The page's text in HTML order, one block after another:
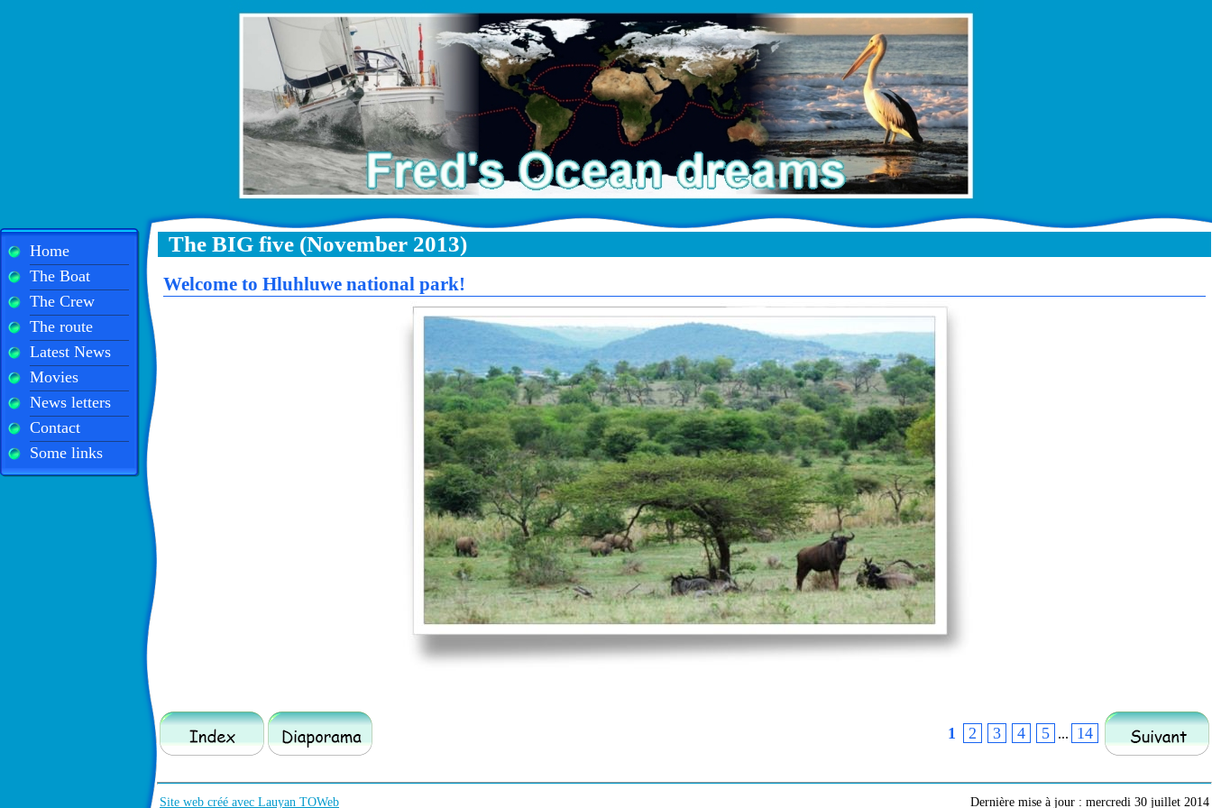
Home
The Boat
The Crew
The route
Latest News
Movies
News letters
Contact
Some links
The BIG five (November 2013)
Welcome to Hluhluwe national park!
1 2 3 4 5 ... 14
Site web créé avec Lauyan TOWeb Dernière mise à jour : mercredi 30 juillet 2014